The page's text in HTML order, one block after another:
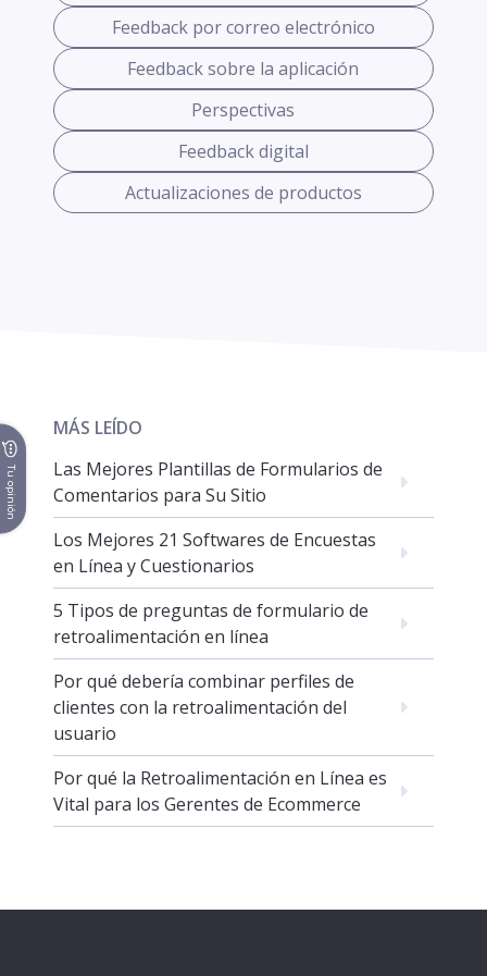
Feedback por correo electrónico
Feedback sobre la aplicación
Perspectivas
Feedback digital
Actualizaciones de productos
MÁS LEÍDO
Las Mejores Plantillas de Formularios de
Comentarios para Su Sitio
Los Mejores 21 Softwares de Encuestas
en Línea y Cuestionarios
5 Tipos de preguntas de formulario de
retroalimentación en línea
Por qué debería combinar perfiles de
clientes con la retroalimentación del
usuario
Por qué la Retroalimentación en Línea es
Vital para los Gerentes de Ecommerce
Tu opinión